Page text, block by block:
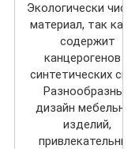
Экологически
материал, так как
содержит
канцерогенов и
синтетических
Разнообразный
дизайн мебельных
изделий,
привлекательный